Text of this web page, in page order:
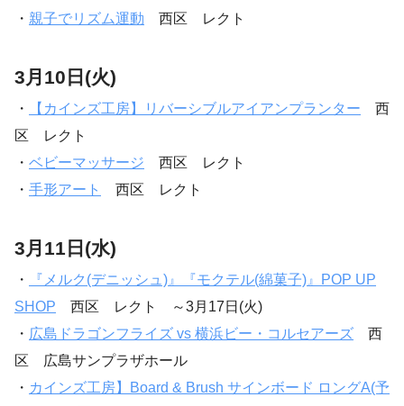
・ 親子でリズム運動 西区 レクト
3月10日(火)
・ 【カインズ工房】リバーシブルアイアンプランター 西
区 レクト
・ ベビーマッサージ 西区 レクト
・ 手形アート 西区 レクト
3月11日(水)
・
『メルク(デニッシュ)』『モクテル(綿菓子)』POP UP
SHOP 西区 レクト ～3月17日(火)
・ 広島ドラゴンフライズ vs 横浜ビー・コルセアーズ 西
区 広島サンプラザホール
・ カインズ工房】Board & Brush サインボード ロングA(予